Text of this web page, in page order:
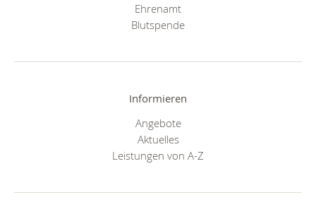
Ehrenamt
Blutspende
Informieren
Angebote
Aktuelles
Leistungen von A-Z